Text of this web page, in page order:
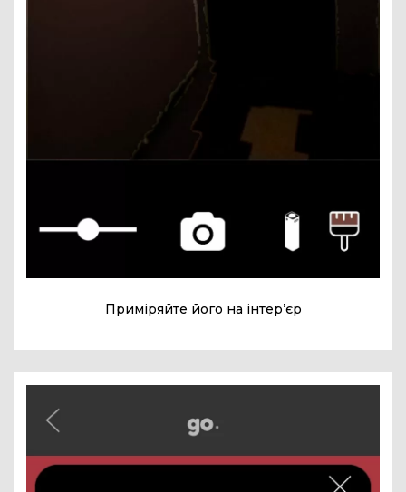
Приміряйте його на інтер’єр